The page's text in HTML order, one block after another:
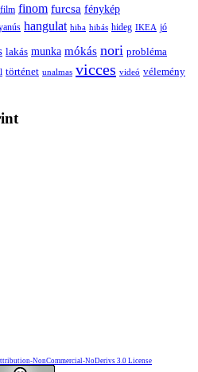
film finom furcsa fénykép
hangulat hiba hibás hideg IKEA jó
lakás munka mókás nori probléma
történet unalmas vicces videó vélemény
NonCommercial-NoDerivs 3.0 License